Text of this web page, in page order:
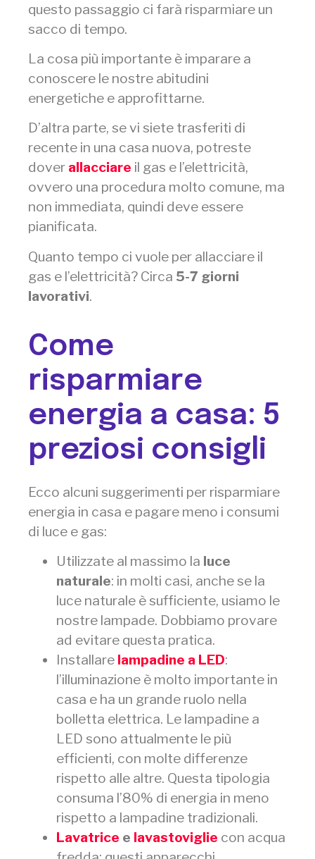
questo passaggio ci farà risparmiare un
sacco di tempo.
La cosa più importante è imparare a
conoscere le nostre abitudini
energetiche e approfittarne.
D’altra parte, se vi siete trasferiti di
recente in una casa nuova, potreste
dover allacciare il gas e l’elettricità,
ovvero una procedura molto comune, ma
non immediata, quindi deve essere
pianificata.
Quanto tempo ci vuole per allacciare il
gas e l’elettricità? Circa 5-7 giorni
lavorativi.
Come
risparmiare
energia a casa: 5
preziosi consigli
Ecco alcuni suggerimenti per risparmiare
energia in casa e pagare meno i consumi
di luce e gas:
Utilizzate al massimo la luce
naturale: in molti casi, anche se la
luce naturale è sufficiente, usiamo le
nostre lampade. Dobbiamo provare
ad evitare questa pratica.
Installare lampadine a LED:
l’illuminazione è molto importante in
casa e ha un grande ruolo nella
bolletta elettrica. Le lampadine a
LED sono attualmente le più
efficienti, con molte differenze
rispetto alle altre. Questa tipologia
consuma l’80% di energia in meno
rispetto a lampadine tradizionali.
Lavatrice e lavastoviglie con acqua